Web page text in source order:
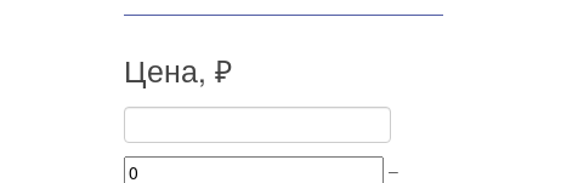
Цена, ₽
–